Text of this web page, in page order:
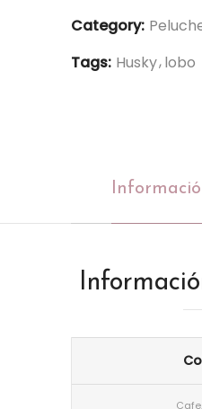
Category:
Tags: Husky lobo